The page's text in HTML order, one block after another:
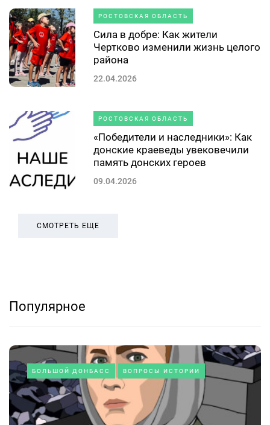
РОСТОВСКАЯ ОБЛАСТЬ
Сила в добре: Как жители
Чертково изменили жизнь целого
района
22.04.2026
РОСТОВСКАЯ ОБЛАСТЬ
«Победители и наследники»: Как
донские краеведы увековечили
память донских героев
09.04.2026
СМОТРЕТЬ ЕЩЕ
Популярное
БОЛЬШОЙ ДОНБАСС ВОПРОСЫ ИСТОРИИ